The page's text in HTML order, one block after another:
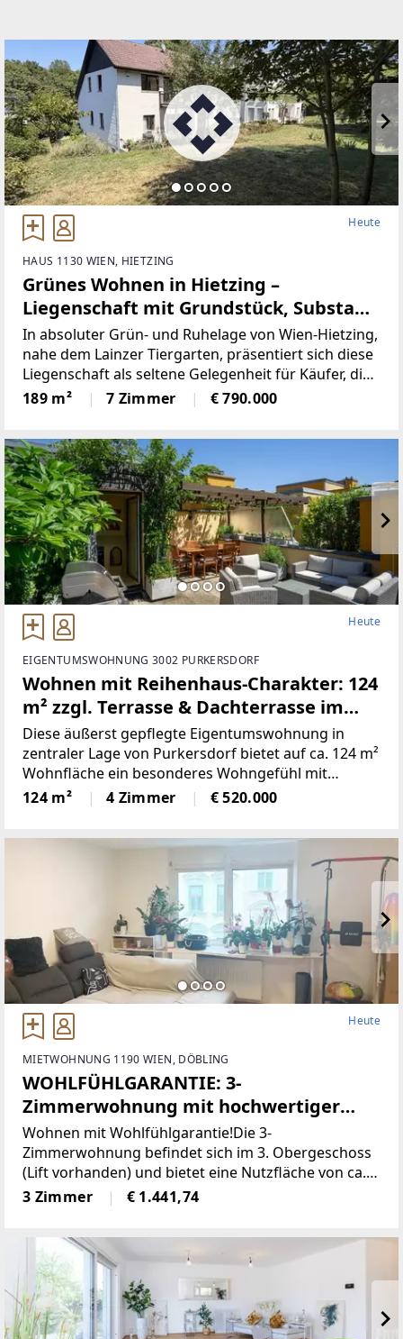
Heute
HAUS 1130 WIEN, HIETZING
Grünes Wohnen in Hietzing –
Liegenschaft mit Grundstück, Substanz
und Entwicklungspotenzial nahe dem
Lainzer Tiergarten | ZELLMANN
IMMOBILIEN
In absoluter Grün- und Ruhelage von Wien-Hietzing,
nahe dem Lainzer Tiergarten, präsentiert sich diese
Liegenschaft als seltene Gelegenheit für Käufer, die
Lagequalität, Grundstückswert und solide
Bausubstanz miteinander verbinden möchten.Das
189 m² 7 Zimmer € 790.000
Heute
EIGENTUMSWOHNUNG 3002 PURKERSDORF
Wohnen mit Reihenhaus-Charakter: 124
m² zzgl. Terrasse & Dachterrasse im
Zentrum
Diese äußerst gepflegte Eigentumswohnung in
zentraler Lage von Purkersdorf bietet auf ca. 124 m²
Wohnfläche ein besonderes Wohngefühl mit
Reihenhaus-Charakter. Die Wohnung erstreckt sich
über vier Halbstöcke und überzeugt mit
124 m² 4 Zimmer € 520.000
Heute
MIETWOHNUNG 1190 WIEN, DÖBLING
WOHLFÜHLGARANTIE: 3-
Zimmerwohnung mit hochwertiger
Ausstattung - WG-geeignet!
Wohnen mit Wohlfühlgarantie!Die 3-
Zimmerwohnung befindet sich im 3. Obergeschoss
(Lift vorhanden) und bietet eine Nutzfläche von ca.
67 m² . Raumaufteilung:- Wohnraum mit integrierter
Küche - 2 Zimmer - Bad
3 Zimmer € 1.441,74